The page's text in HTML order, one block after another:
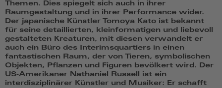
Themen. Dies spiegelt sich auch in ihrer
Raumgestaltung und in ihrer Performance wider.
Der japanische Künstler Tomoya Kato ist bekannt
für seine detaillierten, kleinformatigen und liebevoll
gestalteten Kreaturen, mit diesen verwandelt er
auch ein Büro des Interimsquartiers in einen
fantastischen Raum, der von Tieren, symbolischen
Objekten, Pflanzen und Figuren bevölkert wird. Der
US-Amerikaner Nathaniel Russell ist ein
interdisziplinärer Künstler und Musiker: Er schafft